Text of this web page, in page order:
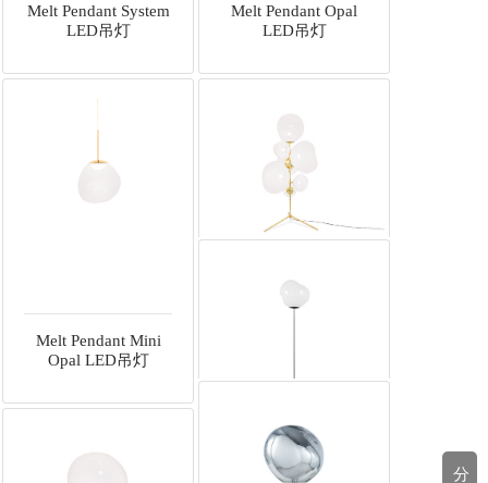
分
Melt Pendant System
LED吊灯
Melt Pendant Opal
LED吊灯
Melt Pendant Mini
Opal LED吊灯
灯